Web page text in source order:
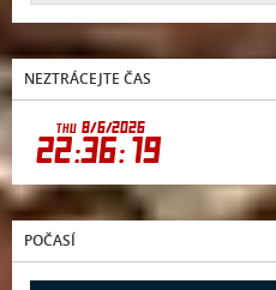
NEZTRÁCEJTE ČAS
POČASÍ